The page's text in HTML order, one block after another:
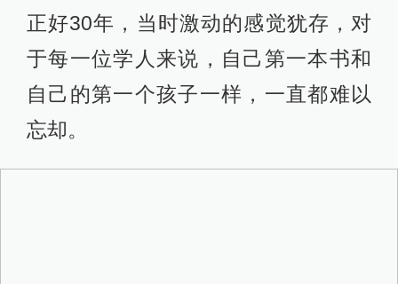
正好30年，当时激动的感觉犹存，对
于每一位学人来说，自己第一本书和
自己的第一个孩子一样，一直都难以
忘却。